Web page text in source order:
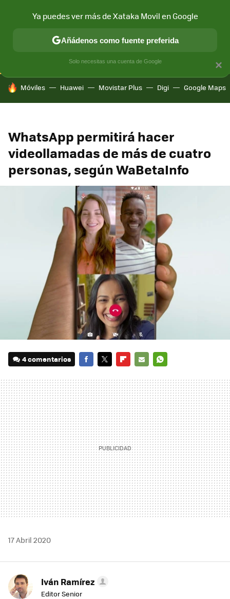
CONECTIVIDAD MÓVIL Y SOCIEDAD APLICACIONES
HOY SE HABLA DE
Móviles Huawei Movistar Plus Digi Google Maps
WhatsApp permitirá hacer
videollamadas de más de cuatro
personas, según WaBetaInfo
4 comentarios
MAIL
17 Abril 2020
Iván Ramírez
Editor Senior
×
Ya puedes ver más de Xataka Movil en Google
Añádenos como fuente preferida
Solo necesitas una cuenta de Google